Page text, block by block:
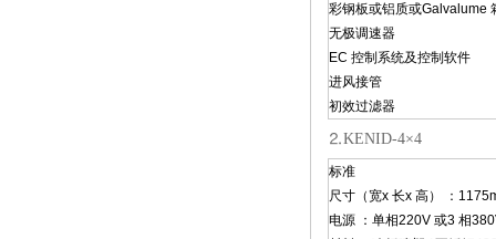
彩钢板或铝质或Galvalume
无极调速器
EC 控制系统及控制软件
进风接管
初效过滤器
⒉KENID-4×4
标准
尺寸（宽x 长x 高） ：
电源 ：单相220V 或3 相